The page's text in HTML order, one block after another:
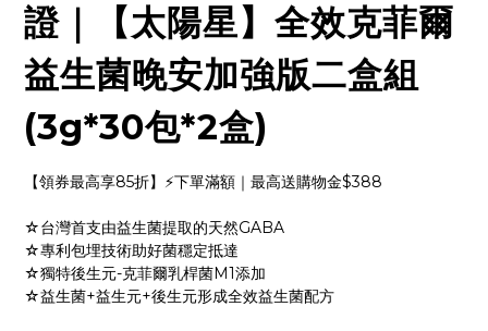
證｜【太陽星】全效克菲爾
益生菌晚安加強版二盒組
(3g*30包*2盒)
【領券最高享85折】⚡下單滿額｜最高送購物金$388
☆台灣首支由益生菌提取的天然GABA
☆專利包埋技術助好菌穩定抵達
☆獨特後生元-克菲爾乳桿菌M1添加
☆益生菌+益生元+後生元形成全效益生菌配方